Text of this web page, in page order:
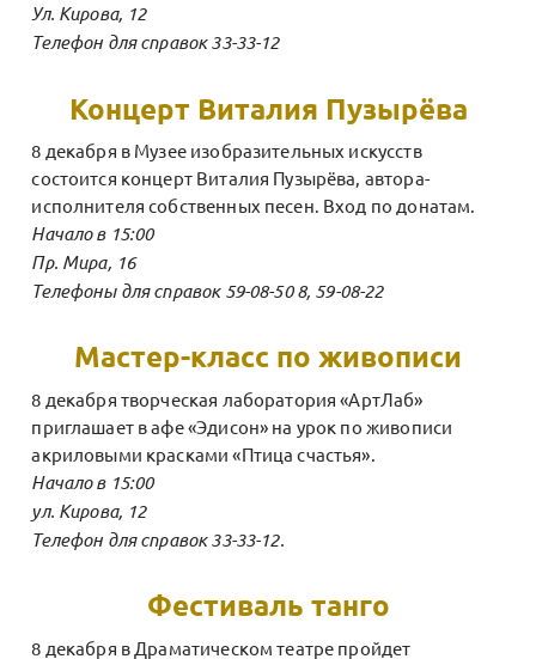
Ул. Кирова, 12
Телефон для справок 33-33-12
Концерт Виталия Пузырёва
8 декабря в Музее изобразительных искусств
состоится концерт Виталия Пузырёва, автора-
исполнителя собственных песен. Вход по донатам.
Начало в 15:00
Пр. Мира, 16
Телефоны для справок 59-08-50 8, 59-08-22
Мастер-класс по живописи
8 декабря творческая лаборатория «АртЛаб»
приглашает в афе «Эдисон» на урок по живописи
акриловыми красками «Птица счастья».
Начало в 15:00
ул. Кирова, 12
Телефон для справок 33-33-12.
Фестиваль танго
8 декабря в Драматическом театре пройдет